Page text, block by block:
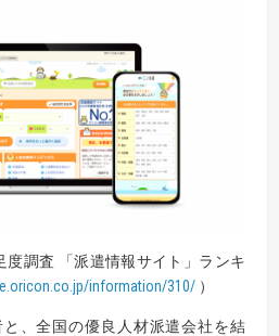
度調査 「派遣情報サイト」ランキ
information/310/ ）
、全国の優良人材派遣会社を結